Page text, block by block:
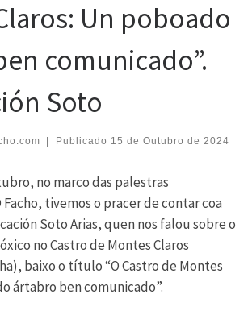
Un poboado
comunicado”.
Soto
Publicado 15 de Outubro de 2024
no marco das palestras
Facho, tivemos o pracer de contar coa
Soto Arias, quen nos falou sobre o
no Castro de Montes Claros
baixo o título “O Castro de Montes
ártabro ben comunicado”.